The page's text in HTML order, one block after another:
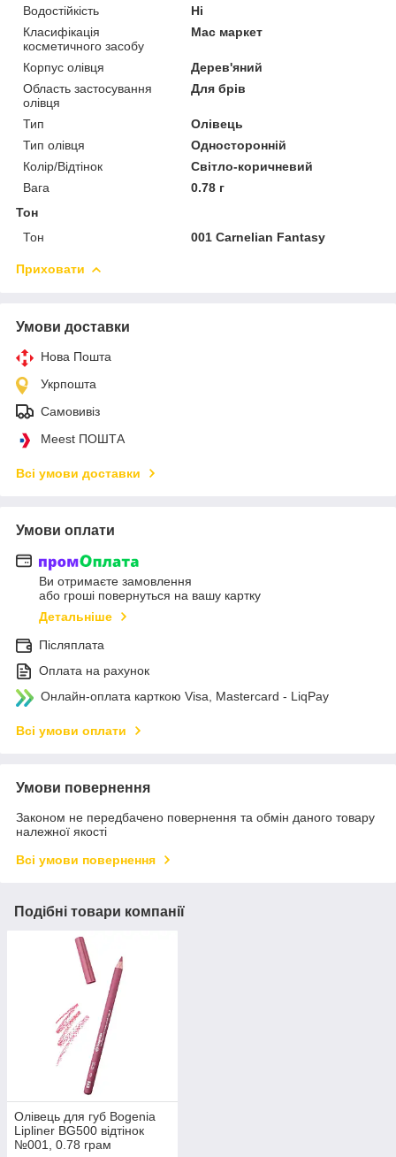
Водостійкість
Ні
Класифікація
косметичного засобу
Мас маркет
Корпус олівця
Дерев'яний
Область застосування
олівця
Для брів
Тип
Олівець
Тип олівця
Односторонній
Колір/Відтінок
Світло-коричневий
Вага
0.78 г
Тон
Тон
001 Carnelian Fantasy
Приховати
Умови доставки
Нова Пошта
Укрпошта
Самовивіз
Meest ПОШТА
Всі умови доставки
Умови оплати
Ви отримаєте замовлення
або гроші повернуться на вашу картку
Детальніше
Післяплата
Оплата на рахунок
Онлайн-оплата карткою Visa, Mastercard - LiqPay
Всі умови оплати
Умови повернення
Законом не передбачено повернення та обмін даного товару
належної якості
Всі умови повернення
Подібні товари компанії
Олівець для губ Bogenia
Lipliner BG500 відтінок
№001, 0.78 грам